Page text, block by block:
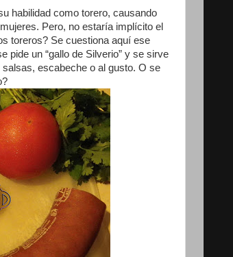
habilidad como torero, causando
Pero, no estaría implícito el
toreros? Se cuestiona aquí ese
pide un “gallo de Silverio” y se sirve
escabeche o al gusto. O se